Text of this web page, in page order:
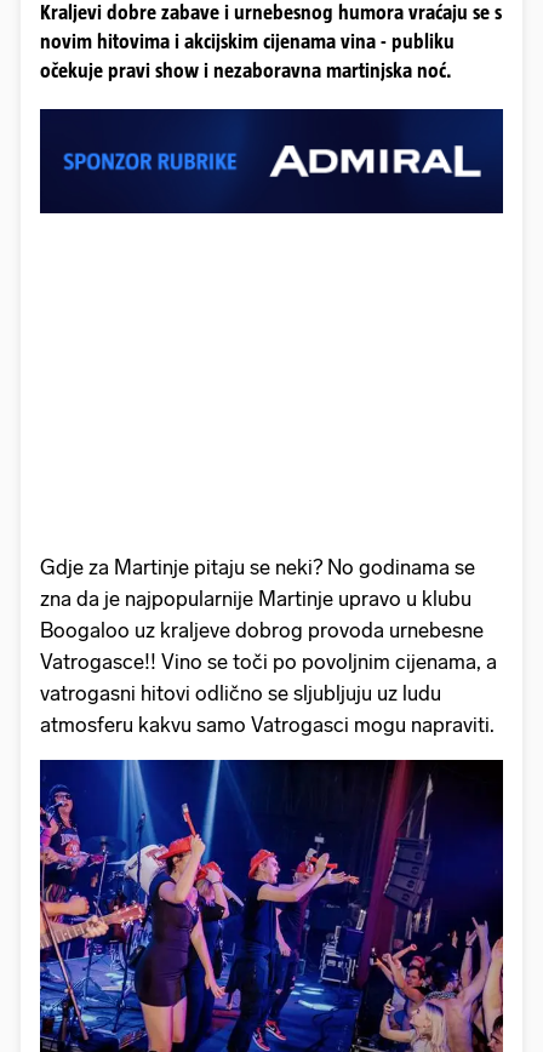
Kraljevi dobre zabave i urnebesnog humora vraćaju se s
novim hitovima i akcijskim cijenama vina - publiku
očekuje pravi show i nezaboravna martinjska noć.
Gdje za Martinje pitaju se neki? No godinama se
zna da je najpopularnije Martinje upravo u klubu
Boogaloo uz kraljeve dobrog provoda urnebesne
Vatrogasce!! Vino se toči po povoljnim cijenama, a
vatrogasni hitovi odlično se sljubljuju uz ludu
atmosferu kakvu samo Vatrogasci mogu napraviti.